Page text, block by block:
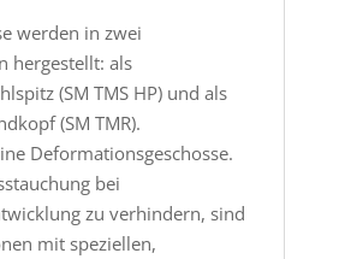
werden in zwei
hergestellt: als
(SM TMS HP) und als
(SM TMR).
Deformationsgeschosse.
bei
zu verhindern, sind
mit speziellen,